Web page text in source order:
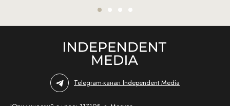
Telegram-канал Independent Media